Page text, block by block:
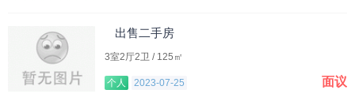
出售二手房
3室2厅2卫 / 125㎡
个人 2023-07-25 面议